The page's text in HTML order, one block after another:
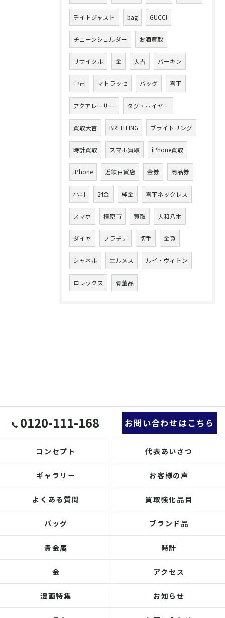
デイトジャスト bag GUCCI
チェーンショルダー お酒買取
リサイクル 金 大吉 バーキン
中古 マトラッセ バッグ 喜平
アクアレーサー タグ・ホイヤー
買取大吉 BREITLING ブライトリング
時計買取 スマホ買取 iPhone買取
iPhone 近鉄百貨店 金券 商品券
小判 24金 純金 喜平ネックレス
スマホ 橿原市 買取 大和八木
ダイヤ プラチナ 切手 金貨
シャネル エルメス ルイ・ヴィトン
ロレックス 骨董品
0120-111-168 お問い合わせはこちら
コンセプト 代表あいさつ
ギャラリー お客様の声
よくある質問 買取強化品目
バッグ ブランド品
貴金属 時計
金 アクセス
漫画特集 お知らせ